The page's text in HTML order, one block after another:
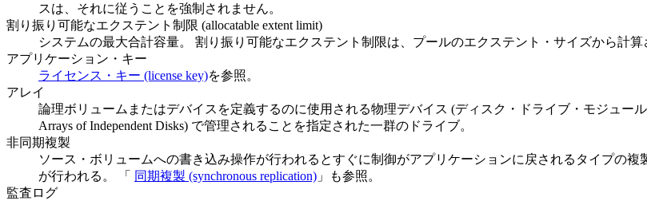
スは、それに従うことを強制されません。
割り振り可能なエクステント制限 (allocatable extent limit)
システムの最大合計容量。 割り振り可能なエクステント制限は、プールのエクステント・サイズから計算
アプリケーション・キー
ライセンス・キー (license key)を参照。
アレイ
論理ボリュームまたはデバイスを定義するのに使用される物理デバイス (ディスク・ドライブ・モジュー
Arrays of Independent Disks) で管理されることを指定された一群のドライブ。
非同期複製
ソース・ボリュームへの書き込み操作が行われるとすぐに制御がアプリケーションに戻されるタイプの
が行われる。 「
同期複製 (synchronous replication) 」も参照。
監査ログ